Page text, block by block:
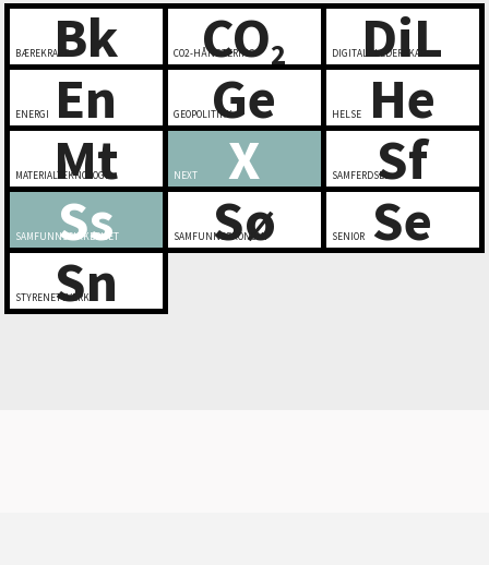
Bk
BÆREKRAFT CO2
CO2-HÅNDTERING DiL
DIGITALT LEDERSKAP
En
ENERGI Ge
GEOPOLITIKK He
HELSE
Mt
MATERIALTEKNOLOGI X
NEXT Sf
SAMFERDSEL
Ss
SAMFUNNSSIKKERHET Sø
SAMFUNNSØKONOMI Se
SENIOR
Sn
STYRENETTVERK